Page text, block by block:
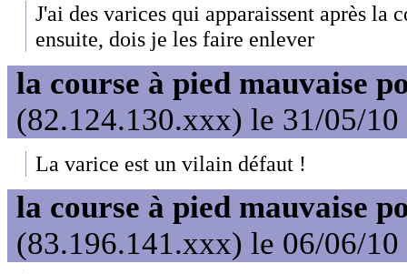
J'ai des varices qui apparaissent après la
ensuite, dois je les faire enlever
la course à pied mauvaise
(82.124.130.xxx) le 31/05/10
La varice est un vilain défaut !
la course à pied mauvaise
(83.196.141.xxx) le 06/06/10